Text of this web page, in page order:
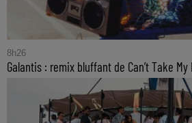
8h26
Galantis : remix bluffant de Can’t Take